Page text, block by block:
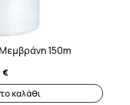
150m
€
καλάθι